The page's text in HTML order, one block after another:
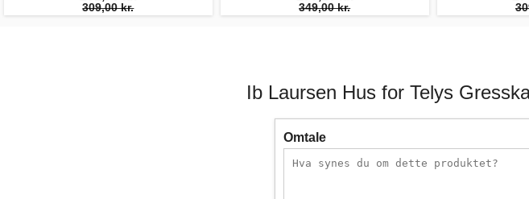
309,00 kr. 349,00 kr.
Ib Laursen Hus for Telys
Omtale